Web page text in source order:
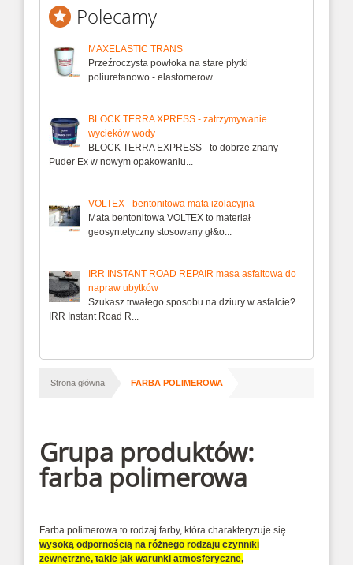
Polecamy
MAXELASTIC TRANS
Przeźroczysta powłoka na stare płytki
poliuretanowo - elastomerow...
BLOCK TERRA XPRESS - zatrzymywanie
wycieków wody
BLOCK TERRA EXPRESS - to dobrze znany
Puder Ex w nowym opakowaniu...
VOLTEX - bentonitowa mata izolacyjna
Mata bentonitowa VOLTEX to materiał
geosyntetyczny stosowany gł&o...
IRR INSTANT ROAD REPAIR masa asfaltowa do
napraw ubytków
Szukasz trwałego sposobu na dziury w asfalcie?
IRR Instant Road R...
Strona główna FARBA POLIMEROWA
Grupa produktów:
farba polimerowa
Farba polimerowa to rodzaj farby, która charakteryzuje się
wysoką odpornością na różnego rodzaju czynniki
zewnętrzne, takie jak warunki atmosferyczne,